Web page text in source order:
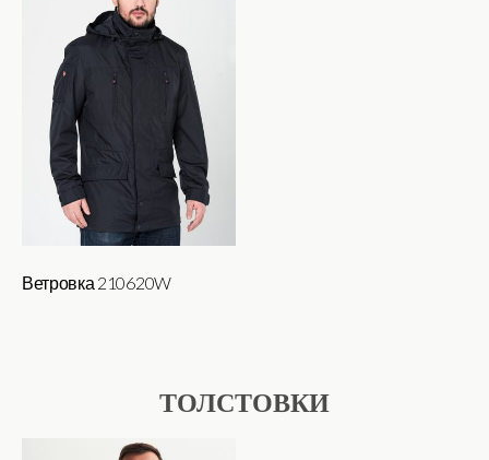
Ветровка 210620W
ТОЛСТОВКИ